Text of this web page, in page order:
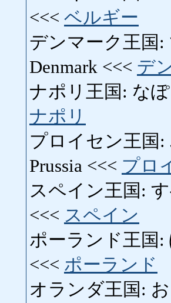
<<< ベルギー
デンマーク王国:
Denmark <<< デ
ナポリ王国: な
ナポリ
プロイセン王国
Prussia <<< プロ
スペイン王国:
<<< スペイン
ポーランド王国:
<<< ポーランド
オランダ王国: